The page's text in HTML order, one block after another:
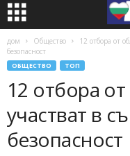
дом Общество
12 отбора от
безопасност
ОБЩЕСТВО ТОП
12 отбора
участват в
безопасност